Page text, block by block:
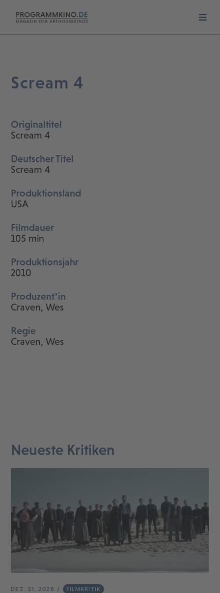
Scream 4
Originaltitel
Scream 4
Deutscher Titel
Scream 4
Produktionsland
USA
Filmdauer
105 min
Produktionsjahr
2010
Produzent*in
Craven, Wes
Regie
Craven, Wes
Neueste Kritiken
DEZ. 31, 2026 FILMKRITIK